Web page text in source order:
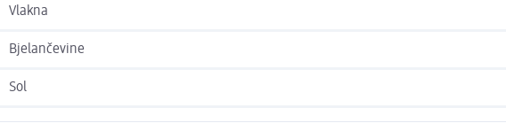
Vlakna
Bjelančevine
Sol